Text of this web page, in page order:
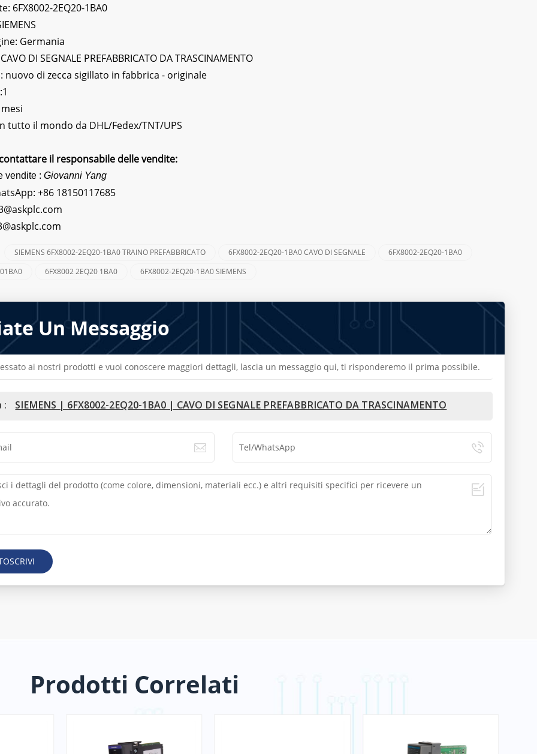
6FX8002-2EQ20-1BA0
Germania
CAVO DI SEGNALE PREFABBRICATO DA TRASCINAMENTO
nuovo di zecca sigillato in fabbrica - originale
tutto il mondo da DHL/Fedex/TNT/UPS
il responsabile delle vendite:
vendite :Giovanni Yang
+86 18150117685
SIEMENS 6FX8002-2EQ20-1BA0 TRAINO PREFABBRICATO 6FX8002-2EQ20-1BA0 CAVO DI SEGNALE
6FX8002-2EQ20-1BA0
6FX8002 2EQ20 1BA0 6FX8002-2EQ20-1BA0 SIEMENS
Un Messaggio
ai nostri prodotti e vuoi conoscere maggiori dettagli, lascia un messaggio qui, ti risponderemo il prima possibile.
: SIEMENS | 6FX8002-2EQ20-1BA0 | CAVO DI SEGNALE PREFABBRICATO DA TRASCINAMENTO
Prodotti Correlati